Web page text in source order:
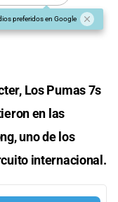
preferidos en Google
Los Pumas 7s
en las
uno de los
internacional.